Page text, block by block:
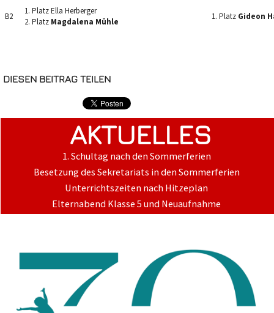
B2
1. Platz Ella Herberger
2. Platz Magdalena Mühle
1. Platz Gideon
DIESEN BEITRAG TEILEN
AKTUELLES
1. Schultag nach den Sommerferien
Besetzung des Sekretariats in den Sommerferien
Unterrichtszeiten nach Hitzeplan
Elternabend Klasse 5 und Neuaufnahme